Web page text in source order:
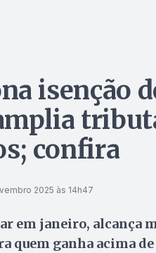
isenção
confira
2025 às 14h47
em janeiro, alcança
quem ganha acima